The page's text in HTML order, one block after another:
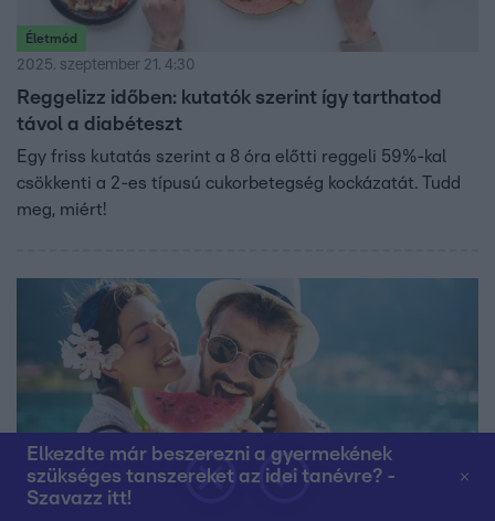
Elkezdte már beszerezni a gyermekének
szükséges tanszereket az idei tanévre? -
Szavazz itt!
Életmód
2025. szeptember 21. 4:30
Reggelizz időben: kutatók szerint így tarthatod
távol a diabéteszt
Egy friss kutatás szerint a 8 óra előtti reggeli 59%-kal
csökkenti a 2-es típusú cukorbetegség kockázatát. Tudd
meg, miért!